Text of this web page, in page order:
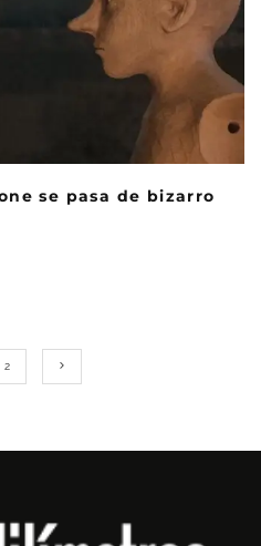
se pasa de bizarro
2